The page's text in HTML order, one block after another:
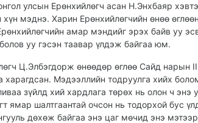
улсын Ерөнхийлөгч асан Н.Энхбаяр
хүн мэднэ. Харин Ерөнхийлөгчийн өнөө
амар мэндийг эрэх байв уу
уу гэсэн таавар үлдэж байгаа юм.
Ц.Элбэгдорж өнөөдөр өглөө Сайд нарын II
харагдсан. Мэдээллийн тодруулга хийх
зүйлд хий хардлага төрөх нь олон ч энэ
ямар шалтгаантай очсон нь тодорхой бус
дөхөж байгаа энэ цаг мөчид энэ